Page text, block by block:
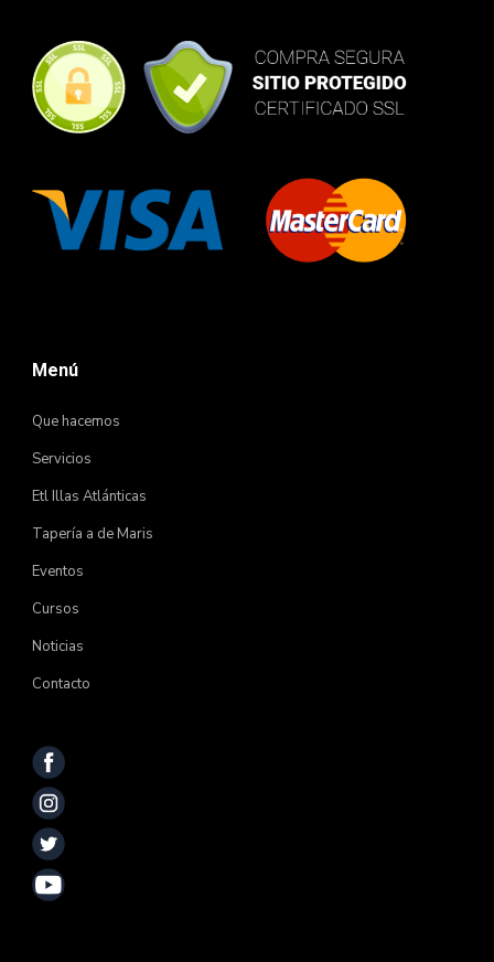
Menú
Que hacemos
Servicios
Etl Illas Atlánticas
Tapería a de Maris
Eventos
Cursos
Noticias
Contacto